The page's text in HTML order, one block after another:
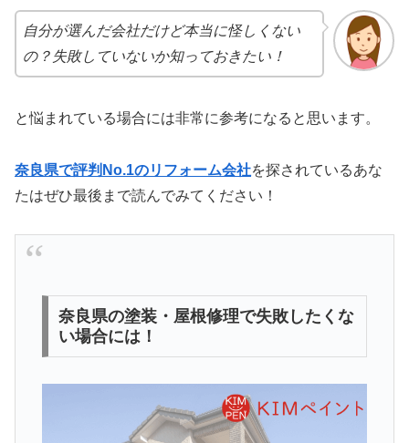
自分が選んだ会社だけど本当に怪しくない
の？失敗していないか知っておきたい！
と悩まれている場合には非常に参考になると思います。
奈良県で評判No.1のリフォーム会社を探されているあな
たはぜひ最後まで読んでみてください！
奈良県の塗装・屋根修理で失敗したくな
い場合には！